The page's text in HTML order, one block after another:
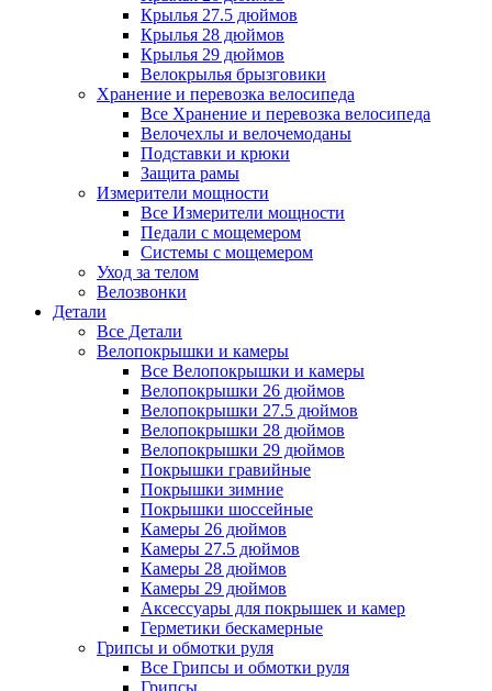
Крылья 27.5 дюймов
Крылья 28 дюймов
Крылья 29 дюймов
Велокрылья брызговики
Хранение и перевозка велосипеда
Все Хранение и перевозка велосипеда
Велочехлы и велочемоданы
Подставки и крюки
Защита рамы
Измерители мощности
Все Измерители мощности
Педали с мощемером
Системы с мощемером
Уход за телом
Велозвонки
Детали
Все Детали
Велопокрышки и камеры
Все Велопокрышки и камеры
Велопокрышки 26 дюймов
Велопокрышки 27.5 дюймов
Велопокрышки 28 дюймов
Велопокрышки 29 дюймов
Покрышки гравийные
Покрышки зимние
Покрышки шоссейные
Камеры 26 дюймов
Камеры 27.5 дюймов
Камеры 28 дюймов
Камеры 29 дюймов
Аксессуары для покрышек и камер
Герметики бескамерные
Грипсы и обмотки руля
Все Грипсы и обмотки руля
Грипсы